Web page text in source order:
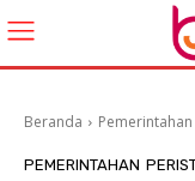
Beranda Pemerintahan
PEMERINTAHAN